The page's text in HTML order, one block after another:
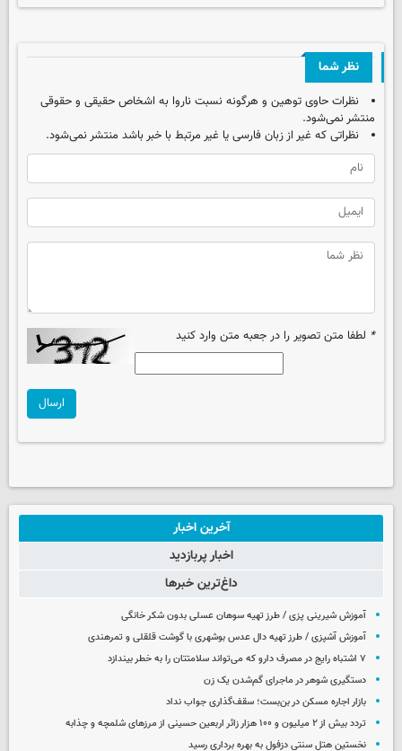
نظر شما
نظرات حاوی توهین و هرگونه نسبت ناروا به اشخاص حقیقی و حقوقی
منتشر نمی‌شود.
نظراتی که غیر از زبان فارسی یا غیر مرتبط با خبر باشد منتشر نمی‌شود.
* لطفا متن تصویر را در جعبه متن وارد کنید
ارسال
آخرین اخبار
اخبار پربازدید
داغ‌ترین خبرها
آموزش شیرینی پزی / طرز تهیه سوهان عسلی بدون شکر خانگی
آموزش آشپزی / طرز تهیه دال عدس بوشهری با گوشت قلقلی و تمرهندی
۷ اشتباه رایج در مصرف دارو که می‌تواند سلامتتان را به خطر بیندازد
دستگیری شوهر در ماجرای گم‌شدن یک زن
بازار اجاره مسکن در بن‌بست؛ سقف‌گذاری جواب نداد
تردد بیش از ۲ میلیون و ۱۰۰ هزار زائر اربعین حسینی از مرزهای شلمچه و چذابه
نخستین هتل سنتی دزفول به بهره برداری رسید